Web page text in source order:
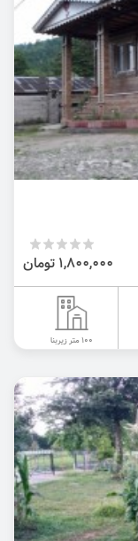
1,800,000 تومان
100 متر زیربنا